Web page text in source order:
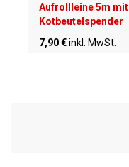
Aufrollleine 5m mit
Kotbeutelspender
7,90 €inkl. MwSt.